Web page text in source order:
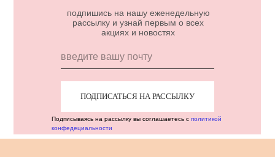
ПОДПИСАТЬСЯ НА РАССЫЛКУ
подпишись на нашу еженедельную
рассылку и узнай первым о всех
акциях и новостях
Подписываясь на рассылку вы соглашаетесь с политикой
конфедециальности